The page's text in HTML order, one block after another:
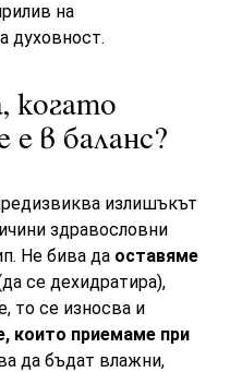
на
духовност.
когато
в баланс?
излишъкът
здравословни
Не бива да оставяме
се дехидратира),
то се износва и
които приемаме при
да бъдат влажни,